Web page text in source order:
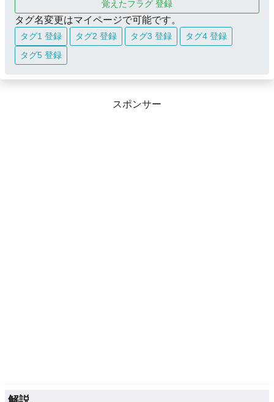
覚えたフラグ 登録
タグ名変更はマイページで可能です。
タグ1 登録 タグ2 登録 タグ3 登録
タグ4 登録
タグ5 登録
スポンサー